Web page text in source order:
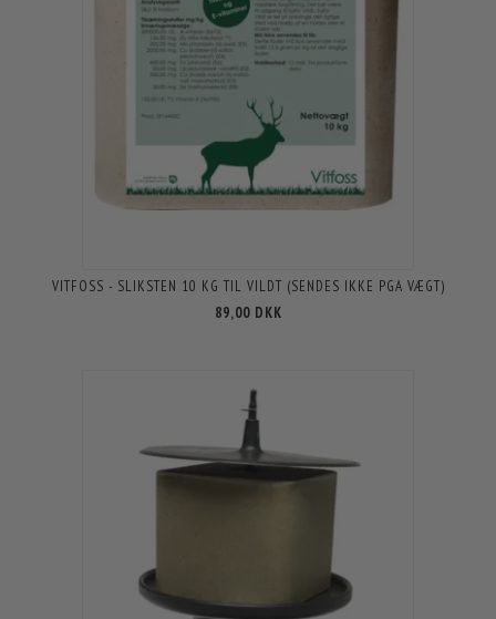
VITFOSS - SLIKSTEN 10 KG TIL VILDT (SENDES IKKE PGA VÆGT)
89,00 DKK